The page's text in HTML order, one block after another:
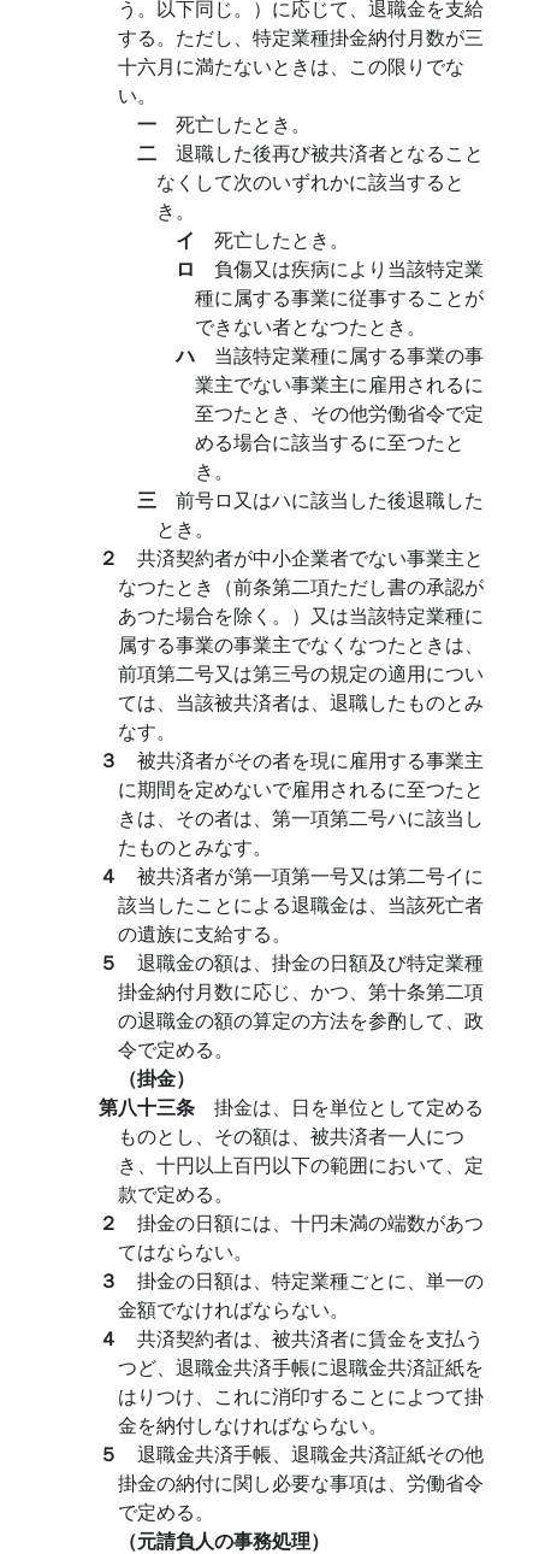
う。以下同じ。）に応じて、退職金を支給
する。ただし、特定業種掛金納付月数が三
十六月に満たないときは、この限りでな
い。
一 死亡したとき。
二 退職した後再び被共済者となること
なくして次のいずれかに該当すると
き。
イ 死亡したとき。
ロ 負傷又は疾病により当該特定業
種に属する事業に従事することが
できない者となつたとき。
ハ 当該特定業種に属する事業の事
業主でない事業主に雇用されるに
至つたとき、その他労働省令で定
める場合に該当するに至つたと
き。
三 前号ロ又はハに該当した後退職した
とき。
２ 共済契約者が中小企業者でない事業主と
なつたとき（前条第二項ただし書の承認が
あつた場合を除く。）又は当該特定業種に
属する事業の事業主でなくなつたときは、
前項第二号又は第三号の規定の適用につい
ては、当該被共済者は、退職したものとみ
なす。
３ 被共済者がその者を現に雇用する事業主
に期間を定めないで雇用されるに至つたと
きは、その者は、第一項第二号ハに該当し
たものとみなす。
４ 被共済者が第一項第一号又は第二号イに
該当したことによる退職金は、当該死亡者
の遺族に支給する。
５ 退職金の額は、掛金の日額及び特定業種
掛金納付月数に応じ、かつ、第十条第二項
の退職金の額の算定の方法を参酌して、政
令で定める。
（掛金）
第八十三条 掛金は、日を単位として定める
ものとし、その額は、被共済者一人につ
き、十円以上百円以下の範囲において、定
款で定める。
２ 掛金の日額には、十円未満の端数があつ
てはならない。
３ 掛金の日額は、特定業種ごとに、単一の
金額でなければならない。
４ 共済契約者は、被共済者に賃金を支払う
つど、退職金共済手帳に退職金共済証紙を
はりつけ、これに消印することによつて掛
金を納付しなければならない。
５ 退職金共済手帳、退職金共済証紙その他
掛金の納付に関し必要な事項は、労働省令
で定める。
（元請負人の事務処理）